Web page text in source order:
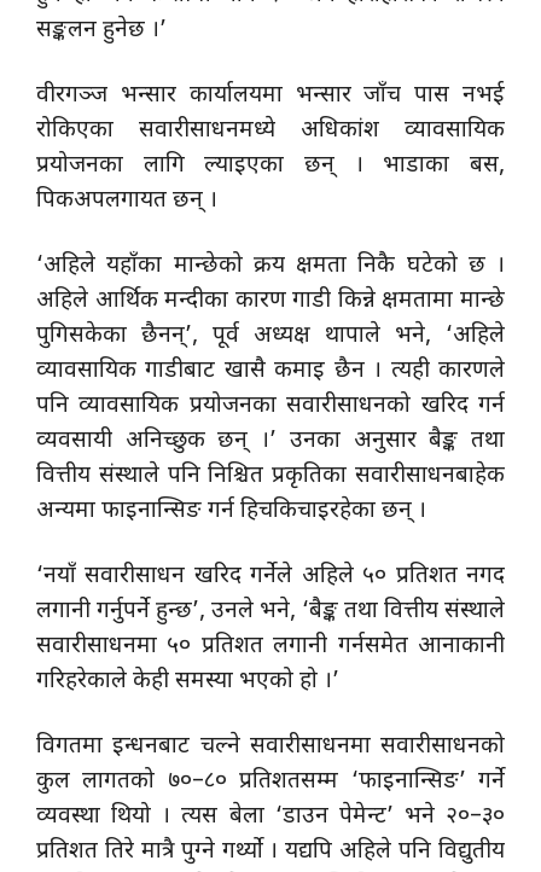
सङ्कलन हुनेछ ।’
वीरगञ्ज भन्सार कार्यालयमा भन्सार जाँच पास नभई
रोकिएका सवारीसाधनमध्ये अधिकांश व्यावसायिक
प्रयोजनका लागि ल्याइएका छन् । भाडाका बस,
पिकअपलगायत छन् ।
‘अहिले यहाँका मान्छेको क्रय क्षमता निकै घटेको छ ।
अहिले आर्थिक मन्दीका कारण गाडी किन्ने क्षमतामा मान्छे
पुगिसकेका छैनन्’, पूर्व अध्यक्ष थापाले भने, ‘अहिले
व्यावसायिक गाडीबाट खासै कमाइ छैन । त्यही कारणले
पनि व्यावसायिक प्रयोजनका सवारीसाधनको खरिद गर्न
व्यवसायी अनिच्छुक छन् ।’ उनका अनुसार बैङ्क तथा
वित्तीय संस्थाले पनि निश्चित प्रकृतिका सवारीसाधनबाहेक
अन्यमा फाइनान्सिङ गर्न हिचकिचाइरहेका छन् ।
‘नयाँ सवारीसाधन खरिद गर्नेले अहिले ५० प्रतिशत नगद
लगानी गर्नुपर्ने हुन्छ’, उनले भने, ‘बैङ्क तथा वित्तीय संस्थाले
सवारीसाधनमा ५० प्रतिशत लगानी गर्नसमेत आनाकानी
गरिहरेकाले केही समस्या भएको हो ।’
विगतमा इन्धनबाट चल्ने सवारीसाधनमा सवारीसाधनको
कुल लागतको ७०–८० प्रतिशतसम्म ‘फाइनान्सिङ’ गर्ने
व्यवस्था थियो । त्यस बेला ‘डाउन पेमेन्ट’ भने २०–३०
प्रतिशत तिरे मात्रै पुग्ने गर्थ्यो । यद्यपि अहिले पनि विद्युतीय